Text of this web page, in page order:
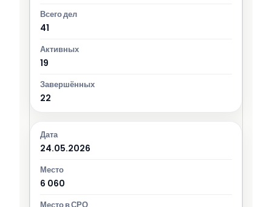
41
19
22
24.05.2026
6 060